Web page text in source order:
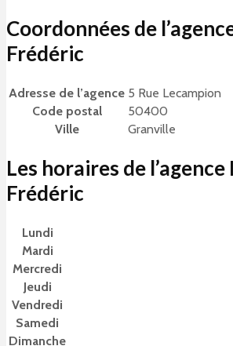
Coordonnées de
Frédéric
Adresse de l’agence 5 Rue Lecampion
Code postal
50400
Ville
Granville
Les horaires de
Frédéric
Lundi
Mardi
Mercredi
Jeudi
Vendredi
Samedi
Dimanche